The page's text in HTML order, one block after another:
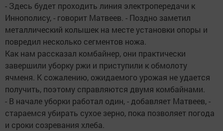
- Здесь будет проходить линия электропередачи к
Иннополису, - говорит Матвеев. - Поздно заметил
металлический колышек на месте установки опоры и
повредил несколько сегментов ножа.
Как нам рассказал комбайнер, они практически
завершили уборку ржи и приступили к обмолоту
ячменя. К сожалению, ожидаемого урожая не удается
получить, поэтому справляются двумя комбайнами.
- В начале уборки работал один, - добавляет Матвеев, -
стараемся убирать сухое зерно, пока позволяет погода
и сроки созревания хлеба.